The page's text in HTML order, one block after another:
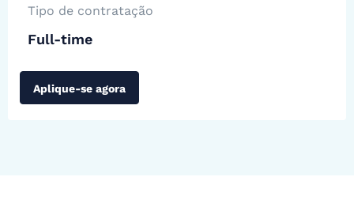
Tipo de contratação
Full-time
Aplique-se agora